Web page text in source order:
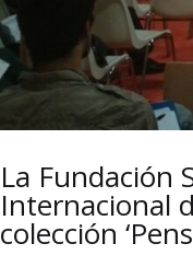
La Fundación
Internacional
colección